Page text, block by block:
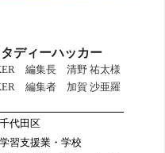
ディーハッカー
編集長 清野 祐太様
編集者 加賀 沙亜羅
代田区
習支援業・学校